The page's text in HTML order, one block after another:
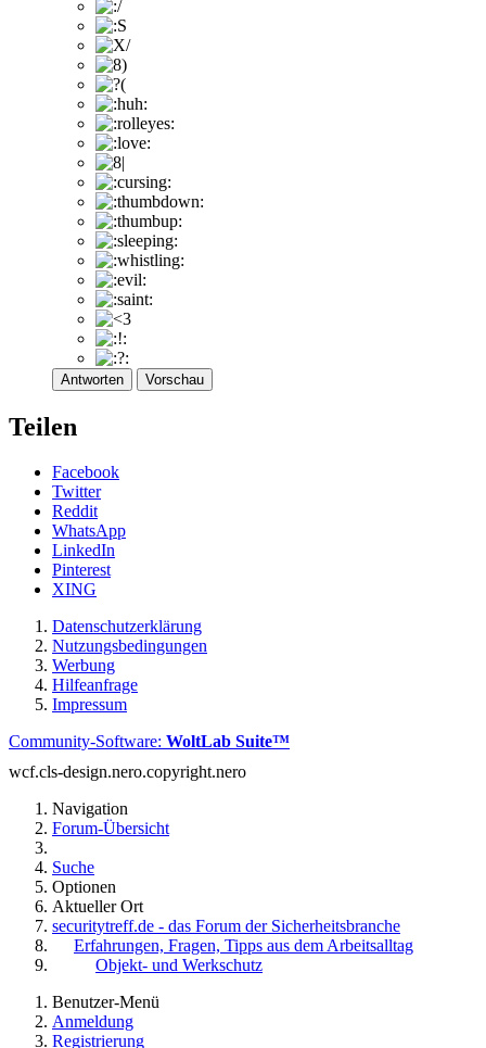
Antworten Vorschau
Teilen
Facebook
Twitter
Reddit
WhatsApp
LinkedIn
Pinterest
XING
Datenschutzerklärung
Nutzungsbedingungen
Werbung
Hilfeanfrage
Impressum
Community-Software: WoltLab Suite™
wcf.cls-design.nero.copyright.nero
Navigation
Forum-Übersicht
Suche
Optionen
Aktueller Ort
securitytreff.de - das Forum der Sicherheitsbranche
Erfahrungen, Fragen, Tipps aus dem Arbeitsalltag
Objekt- und Werkschutz
Benutzer-Menü
Anmeldung
Registrierung